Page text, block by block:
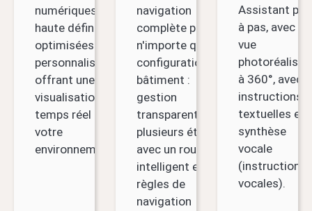
numériques
haute définition,
optimisées et
personnalisables
offrant une
visualisation en
temps réel de
votre
environnement.
navigation
complète pour
n'importe quelle
configuration de
bâtiment :
gestion
transparente de
plusieurs étages
avec un routage
intelligent et des
règles de
navigation
Assistant pas
à pas, avec
vue
photoréaliste
à 360°, avec
instructions
textuelles et
synthèse
vocale
(instructions
vocales).